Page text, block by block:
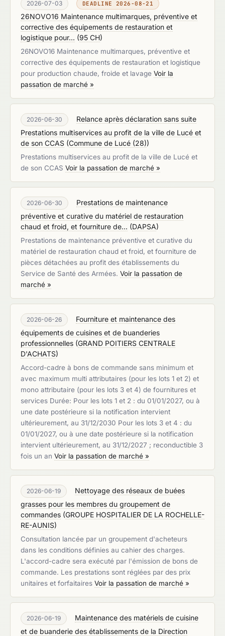
2026-07-03 DEADLINE 2026-08-21
26NOVO16 Maintenance multimarques, préventive et
corrective des équipements de restauration et
logistique pour... (95 CH)
26NOVO16 Maintenance multimarques, préventive et
corrective des équipements de restauration et logistique
pour production chaude, froide et lavage Voir la
passation de marché »
2026-06-30
Relance après déclaration sans suite
Prestations multiservices au profit de la ville de Lucé et
de son CCAS (Commune de Lucé (28))
Prestations multiservices au profit de la ville de Lucé et
de son CCAS Voir la passation de marché »
2026-06-30
Prestations de maintenance
préventive et curative du matériel de restauration
chaud et froid, et fourniture de... (DAPSA)
Prestations de maintenance préventive et curative du
matériel de restauration chaud et froid, et fourniture de
pièces détachées au profit des établissements du
Service de Santé des Armées. Voir la passation de
marché »
2026-06-26
Fourniture et maintenance des
équipements de cuisines et de buanderies
professionnelles (GRAND POITIERS CENTRALE
D'ACHATS)
Accord-cadre à bons de commande sans minimum et
avec maximum multi attributaires (pour les lots 1 et 2) et
mono attributaire (pour les lots 3 et 4) de fournitures et
services Durée: Pour les lots 1 et 2 : du 01/01/2027, ou à
une date postérieure si la notification intervient
ultérieurement, au 31/12/2030 Pour les lots 3 et 4 : du
01/01/2027, ou à une date postérieure si la notification
intervient ultérieurement, au 31/12/2027 ; reconductible 3
fois un an Voir la passation de marché »
2026-06-19
Nettoyage des réseaux de buées
grasses pour les membres du groupement de
commandes (GROUPE HOSPITALIER DE LA ROCHELLE-
RE-AUNIS)
Consultation lancée par un groupement d'acheteurs
dans les conditions définies au cahier des charges.
L'accord-cadre sera exécuté par l'émission de bons de
commande. Les prestations sont réglées par des prix
unitaires et forfaitaires Voir la passation de marché »
2026-06-19
Maintenance des matériels de cuisine
et de buanderie des établissements de la Direction